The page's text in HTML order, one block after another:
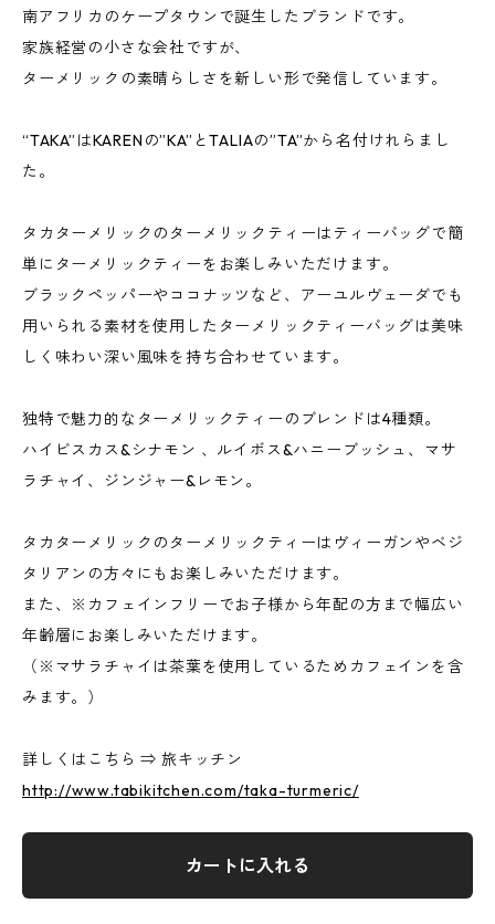
南アフリカのケープタウンで誕生したブランドです。
家族経営の小さな会社ですが、
ターメリックの素晴らしさを新しい形で発信しています。
“TAKA”はKARENの”KA”とTALIAの”TA”から名付けれらまし
た。
タカターメリックのターメリックティーはティーバッグで簡
単にターメリックティーをお楽しみいただけます。
ブラックペッパーやココナッツなど、アーユルヴェーダでも
用いられる素材を使用したターメリックティーバッグは美味
しく味わい深い風味を持ち合わせています。
独特で魅力的なターメリックティーのブレンドは4種類。
ハイビスカス&シナモン 、ルイボス&ハニーブッシュ、マサ
ラチャイ、ジンジャー&レモン。
タカターメリックのターメリックティーはヴィーガンやベジ
タリアンの方々にもお楽しみいただけます。
また、※カフェインフリーでお子様から年配の方まで幅広い
年齢層にお楽しみいただけます。
（※マサラチャイは茶葉を使用しているためカフェインを含
みます。）
詳しくはこちら ⇒ 旅キッチン
http://www.tabikitchen.com/taka-turmeric/
カートに入れる